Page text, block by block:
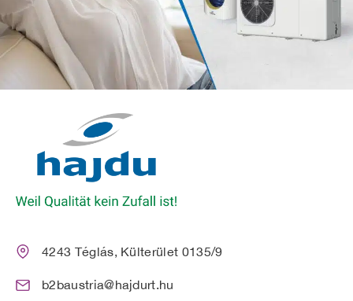
4243 Téglás, Külterület 0135/9
b2baustria@hajdurt.hu